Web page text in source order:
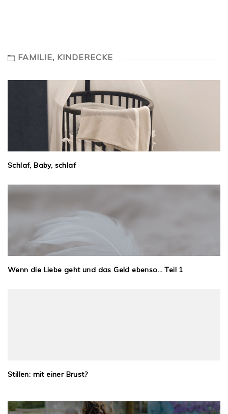
FAMILIE, KINDERECKE
Schlaf, Baby, schlaf
Wenn die Liebe geht und das Geld ebenso… Teil 1
Stillen: mit einer Brust?